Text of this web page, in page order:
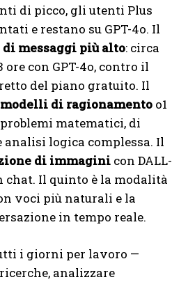
di picco, gli utenti Plus
e restano su GPT-4o. Il
messaggi più alto: circa
con GPT-4o, contro il
del piano gratuito. Il
modelli di ragionamento o1
matematici, di
analisi logica complessa. Il
di immagini con DALL-
chat. Il quinto è la modalità
voci più naturali e la
in tempo reale.
i giorni per lavoro —
analizzare